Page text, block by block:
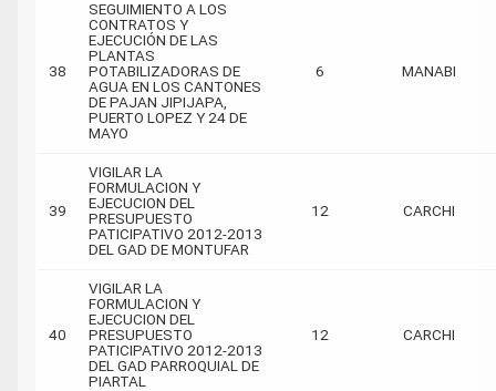
38
SEGUIMIENTO A LOS
CONTRATOS Y
EJECUCIÓN DE LAS
PLANTAS
POTABILIZADORAS DE
AGUA EN LOS CANTONES
DE PAJAN JIPIJAPA,
PUERTO LOPEZ Y 24 DE
MAYO
6 MANABI
39
VIGILAR LA
FORMULACION Y
EJECUCION DEL
PRESUPUESTO
PATICIPATIVO 2012-2013
DEL GAD DE MONTUFAR
12 CARCHI
40
VIGILAR LA
FORMULACION Y
EJECUCION DEL
PRESUPUESTO
PATICIPATIVO 2012-2013
DEL GAD PARROQUIAL DE
PIARTAL
12 CARCHI